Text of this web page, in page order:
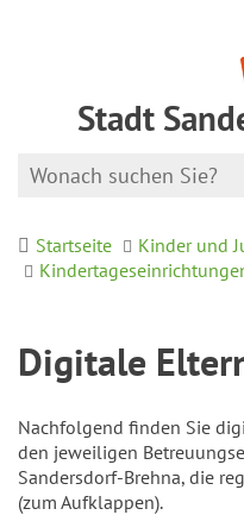
Stadt
Startseite
Kinder und
Digitale
Nachfolgend finden Sie
den jeweiligen
Sandersdorf-Brehna, die
(zum Aufklappen).